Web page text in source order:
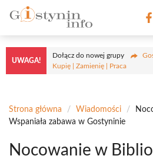
Przejdź
treści
UWAGA!
Dołącz do nowej grupy
Kupię | Zamienię | Praca
Strona główna / Wiadomości /
Wspaniała zabawa w Gostyninie
Nocowanie w